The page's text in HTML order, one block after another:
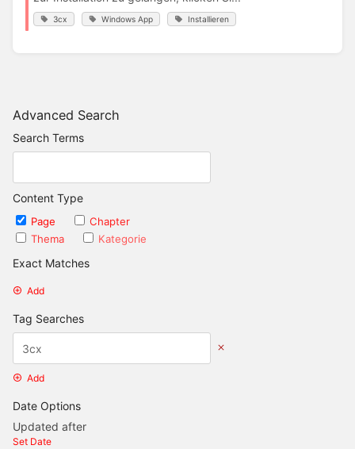
Advanced Search
Search Terms
Content Type
Page
Chapter
Thema
Kategorie
Exact Matches
Add
Tag Searches
Add
Date Options
Updated after
Set Date
3cx Windows App Installieren